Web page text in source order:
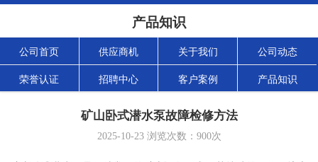
产品知识
公司首页 供应商机 关于我们 公司动态
荣誉认证 招聘中心 客户案例 产品知识
矿山卧式潜水泵故障检修方法
2025-10-23浏览次数： 900次